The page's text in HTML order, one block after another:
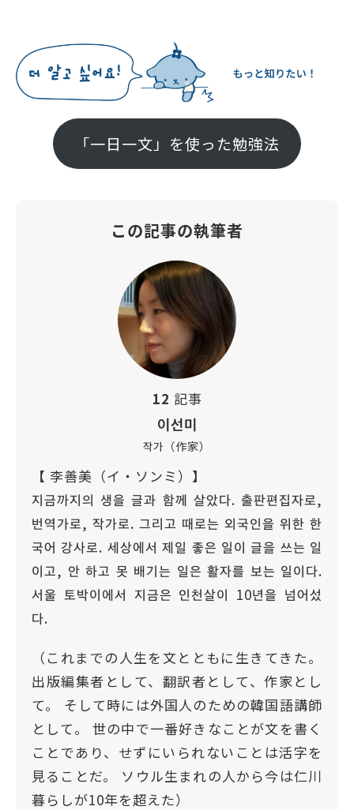
「一日一文」を使った勉強法
この記事の執筆者
12 記事
이선미
작가（作家）
【 李善美（イ・ソンミ）】
지금까지의 생을 글과 함께 살았다. 출판편집자로,
번역가로, 작가로. 그리고 때로는 외국인을 위한 한
국어 강사로. 세상에서 제일 좋은 일이 글을 쓰는 일
이고, 안 하고 못 배기는 일은 활자를 보는 일이다.
서울 토박이에서 지금은 인천살이 10년을 넘어섰
다.
（これまでの人生を文とともに生きてきた。
出版編集者として、翻訳者として、作家とし
て。 そして時には外国人のための韓国語講師
として。 世の中で一番好きなことが文を書く
ことであり、せずにいられないことは活字を
見ることだ。 ソウル生まれの人から今は仁川
暮らしが10年を超えた）